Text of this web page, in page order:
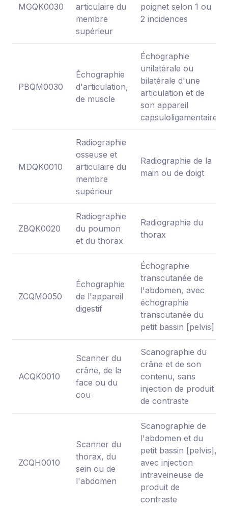
MGQK0030
articulaire du
membre
supérieur
poignet selon 1 ou
2 incidences
PBQM0030
Échographie
d'articulation,
de muscle
Échographie
unilatérale ou
bilatérale d'une
articulation et de
son appareil
capsuloligamentaire
MDQK0010
Radiographie
osseuse et
articulaire du
membre
supérieur
Radiographie de la
main ou de doigt
ZBQK0020
Radiographie
du poumon
et du thorax
Radiographie du
thorax
ZCQM0050
Échographie
de l'appareil
digestif
Échographie
transcutanée de
l'abdomen, avec
échographie
transcutanée du
petit bassin [pelvis]
ACQK0010
Scanner du
crâne, de la
face ou du
cou
Scanographie du
crâne et de son
contenu, sans
injection de produit
de contraste
ZCQH0010
Scanner du
thorax, du
sein ou de
l'abdomen
Scanographie de
l'abdomen et du
petit bassin [pelvis],
avec injection
intraveineuse de
produit de
contraste